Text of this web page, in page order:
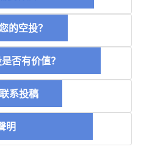
的空投？
是否有价值？
系投稿
聲明